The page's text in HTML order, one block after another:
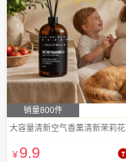
销量800件
¥9.9